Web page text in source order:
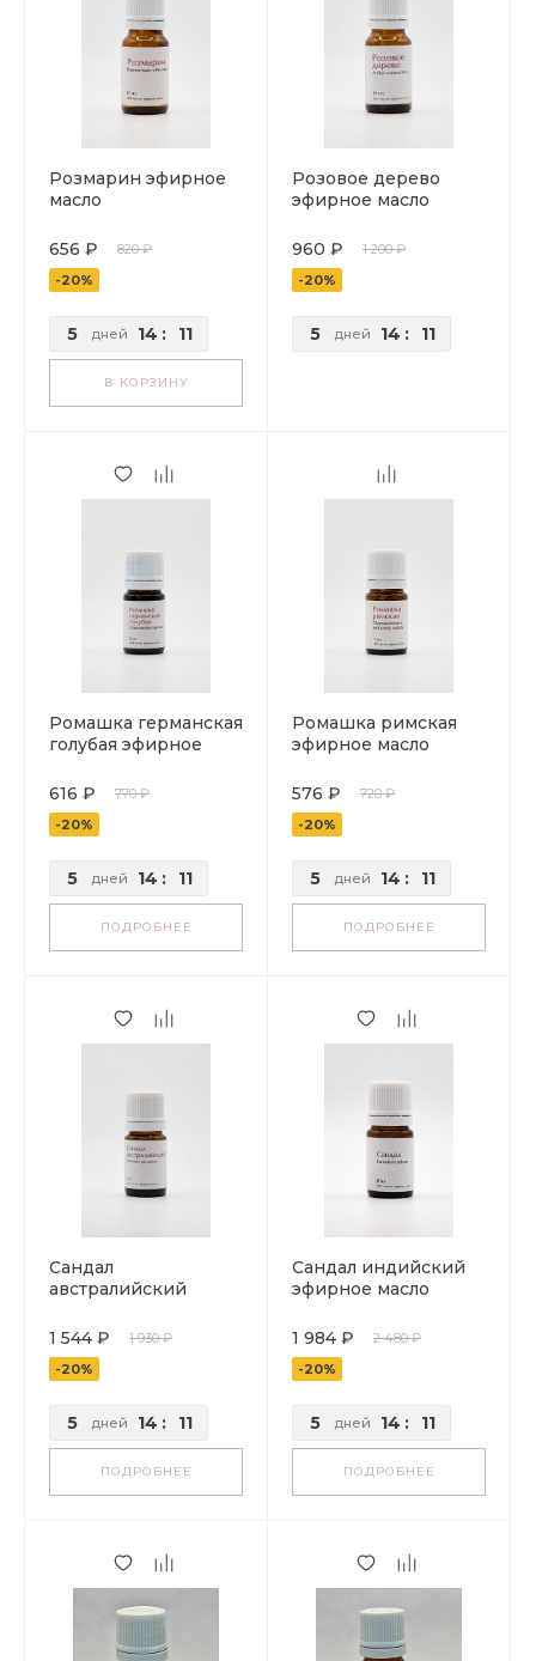
Розмарин эфирное
масло
656 ₽
820 ₽
-20%
5 дней 14 : 11
В КОРЗИНУ
Розовое дерево
эфирное масло
960 ₽
1 200 ₽
-20%
5 дней 14 : 11
Ромашка германская
голубая эфирное
616 ₽
770 ₽
-20%
5 дней 14 : 11
ПОДРОБНЕЕ
Ромашка римская
эфирное масло
576 ₽
720 ₽
-20%
5 дней 14 : 11
ПОДРОБНЕЕ
Сандал
австралийский
1 544 ₽
1 930 ₽
-20%
5 дней 14 : 11
ПОДРОБНЕЕ
Сандал индийский
эфирное масло
1 984 ₽
2 480 ₽
-20%
5 дней 14 : 11
ПОДРОБНЕЕ